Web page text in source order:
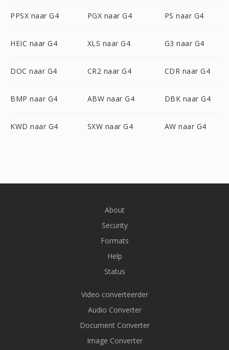
PPSX naar G4 PGX naar G4 PS naar G4
HEIC naar G4 XLS naar G4 G3 naar G4
DOC naar G4 CR2 naar G4 CDR naar G4
BMP naar G4 ABW naar G4 DBK naar G4
KWD naar G4 SXW naar G4 AW naar G4
About
Security
Formats
Help
Status
Video converteerder
Audio Converter
Document Converter
Image Converter